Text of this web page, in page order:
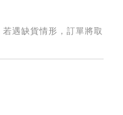
遇缺貨情形，訂單將取